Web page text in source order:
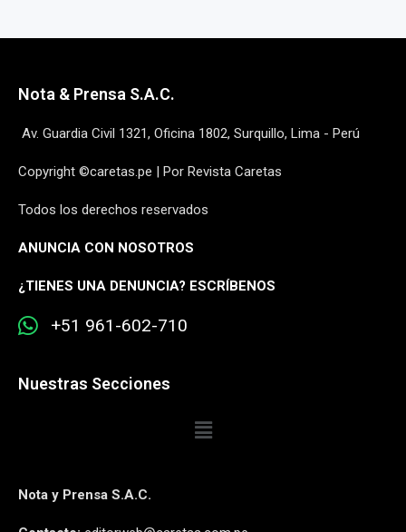
Nota & Prensa S.A.C.
Av. Guardia Civil 1321, Oficina 1802, Surquillo, Lima - Perú
Copyright ©caretas.pe | Por Revista Caretas
Todos los derechos reservados
ANUNCIA CON NOSOTROS
¿TIENES UNA DENUNCIA? ESCRÍBENOS
+51 961-602-710
Nuestras Secciones
Nota y Prensa S.A.C.